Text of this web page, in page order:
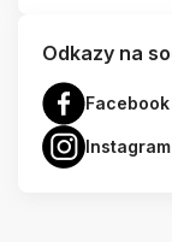
Odkazy na
Facebook
Instagram